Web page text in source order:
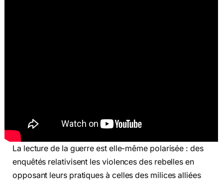
La lecture de la guerre est elle-même polarisée : des
enquêtés relativisent les violences des rebelles en
opposant leurs pratiques à celles des milices alliées